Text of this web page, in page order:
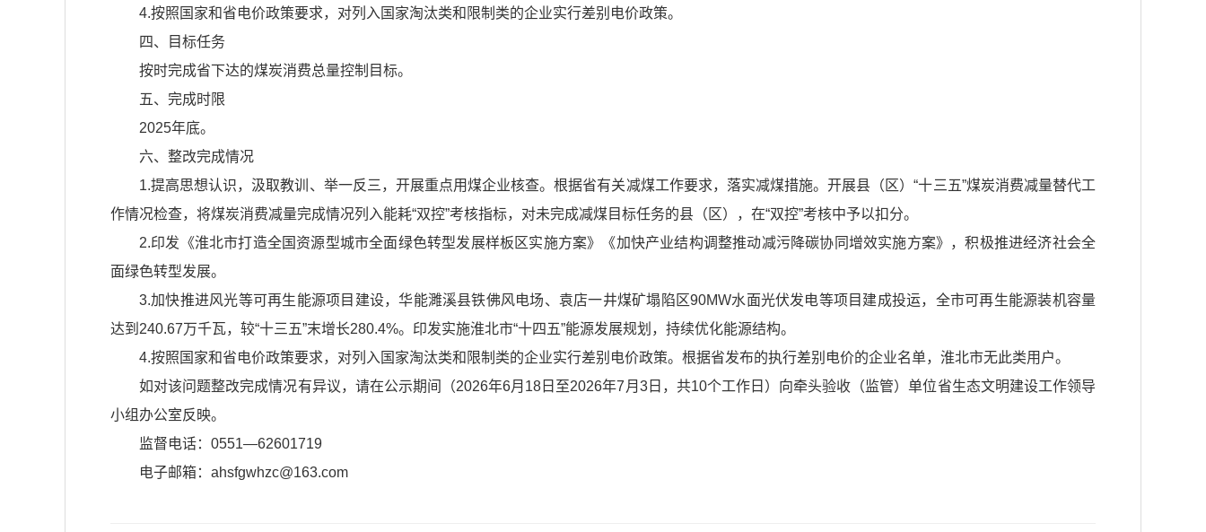
4.按照国家和省电价政策要求，对列入国家淘汰类和限制类的企业实行差别电价政策。
四、目标任务
按时完成省下达的煤炭消费总量控制目标。
五、完成时限
2025年底。
六、整改完成情况
1.提高思想认识，汲取教训、举一反三，开展重点用煤企业核查。根据省有关减煤工作要求，落实减煤措施。开展县（区）“十三五”煤炭消费减量替代工
作情况检查，将煤炭消费减量完成情况列入能耗“双控”考核指标，对未完成减煤目标任务的县（区），在“双控”考核中予以扣分。
2.印发《淮北市打造全国资源型城市全面绿色转型发展样板区实施方案》《加快产业结构调整推动减污降碳协同增效实施方案》，积极推进经济社会全
面绿色转型发展。
3.加快推进风光等可再生能源项目建设，华能濉溪县铁佛风电场、袁店一井煤矿塌陷区90MW水面光伏发电等项目建成投运，全市可再生能源装机容量
达到240.67万千瓦，较“十三五”末增长280.4%。印发实施淮北市“十四五”能源发展规划，持续优化能源结构。
4.按照国家和省电价政策要求，对列入国家淘汰类和限制类的企业实行差别电价政策。根据省发布的执行差别电价的企业名单，淮北市无此类用户。
如对该问题整改完成情况有异议，请在公示期间（2026年6月18日至2026年7月3日，共10个工作日）向牵头验收（监管）单位省生态文明建设工作领导
小组办公室反映。
监督电话：0551—62601719
电子邮箱：ahsfgwhzc@163.com